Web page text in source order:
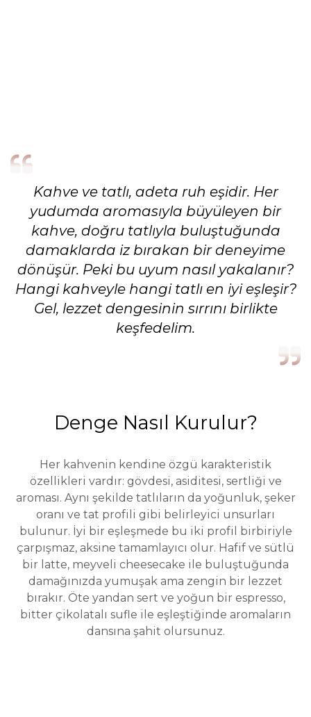
Kahve ve tatlı, adeta ruh eşidir. Her
yudumda aromasıyla büyüleyen bir
kahve, doğru tatlıyla buluştuğunda
damaklarda iz bırakan bir deneyime
dönüşür. Peki bu uyum nasıl yakalanır?
Hangi kahveyle hangi tatlı en iyi eşleşir?
Gel, lezzet dengesinin sırrını birlikte
keşfedelim.
Denge Nasıl Kurulur?
Her kahvenin kendine özgü karakteristik
özellikleri vardır: gövdesi, asiditesi, sertliği ve
aroması. Aynı şekilde tatlıların da yoğunluk, şeker
oranı ve tat profili gibi belirleyici unsurları
bulunur. İyi bir eşleşmede bu iki profil birbiriyle
çarpışmaz, aksine tamamlayıcı olur. Hafif ve sütlü
bir latte, meyveli cheesecake ile buluştuğunda
damağınızda yumuşak ama zengin bir lezzet
bırakır. Öte yandan sert ve yoğun bir espresso,
bitter çikolatalı sufle ile eşleştiğinde aromaların
dansına şahit olursunuz.